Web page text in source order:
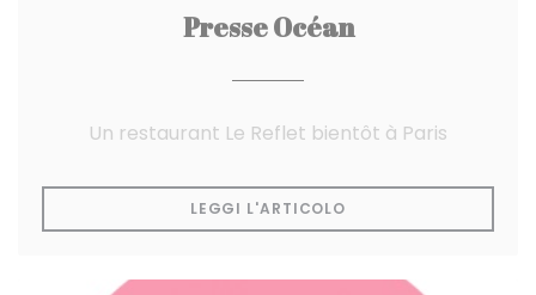
Presse Océan
Un restaurant Le Reflet bientôt à Paris
LEGGI L'ARTICOLO